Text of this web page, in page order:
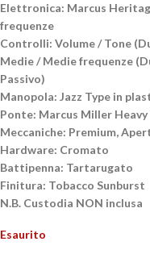
Elettronica: Marcus
frequenze
Controlli: Volume / Tone
Medie / Medie frequenze
Passivo)
Manopola: Jazz Type in
Ponte: Marcus Miller
Meccaniche: Premium,
Hardware: Cromato
Battipenna: Tartarugato
Finitura: Tobacco Sunburst
N.B. Custodia NON inclusa
Esaurito